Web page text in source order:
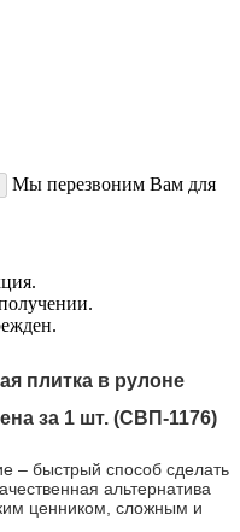
Мы перезвоним Вам для
плитка в рулоне
за 1 шт. (СВП-1176)
– быстрый способ сделать
альтернатива
ценником, сложным и